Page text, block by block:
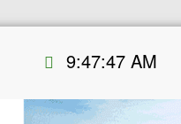
9:47:48 AM